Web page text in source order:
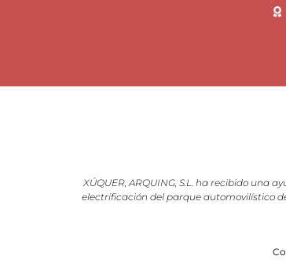
XÚQUER, ARQUING, S.L. ha recibido una
electrificación del parque automovilístico